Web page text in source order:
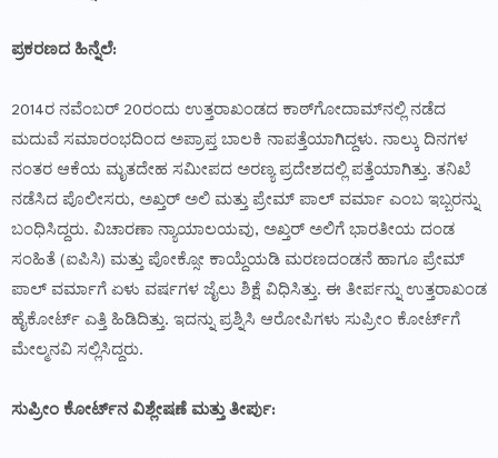
ಪ್ರಕರಣದ ಹಿನ್ನೆಲೆ:
2014ರ ನವೆಂಬರ್ 20ರಂದು ಉತ್ತರಾಖಂಡದ ಕಾಠ್‌ಗೋದಾಮ್‌ನಲ್ಲಿ ನಡೆದ
ಮದುವೆ ಸಮಾರಂಭದಿಂದ ಅಪ್ರಾಪ್ತ ಬಾಲಕಿ ನಾಪತ್ತೆಯಾಗಿದ್ದಳು. ನಾಲ್ಕು ದಿನಗಳ
ನಂತರ ಆಕೆಯ ಮೃತದೇಹ ಸಮೀಪದ ಅರಣ್ಯ ಪ್ರದೇಶದಲ್ಲಿ ಪತ್ತೆಯಾಗಿತ್ತು. ತನಿಖೆ
ನಡೆಸಿದ ಪೊಲೀಸರು, ಅಖ್ತರ್ ಅಲಿ ಮತ್ತು ಪ್ರೇಮ್ ಪಾಲ್ ವರ್ಮಾ ಎಂಬ ಇಬ್ಬರನ್ನು
ಬಂಧಿಸಿದ್ದರು. ವಿಚಾರಣಾ ನ್ಯಾಯಾಲಯವು, ಅಖ್ತರ್ ಅಲಿಗೆ ಭಾರತೀಯ ದಂಡ
ಸಂಹಿತೆ (ಐಪಿಸಿ) ಮತ್ತು ಪೋಕ್ಸೋ ಕಾಯ್ದೆಯಡಿ ಮರಣದಂಡನೆ ಹಾಗೂ ಪ್ರೇಮ್
ಪಾಲ್ ವರ್ಮಾಗೆ ಏಳು ವರ್ಷಗಳ ಜೈಲು ಶಿಕ್ಷೆ ವಿಧಿಸಿತ್ತು. ಈ ತೀರ್ಪನ್ನು ಉತ್ತರಾಖಂಡ
ಹೈಕೋರ್ಟ್ ಎತ್ತಿ ಹಿಡಿದಿತ್ತು. ಇದನ್ನು ಪ್ರಶ್ನಿಸಿ ಆರೋಪಿಗಳು ಸುಪ್ರೀಂ ಕೋರ್ಟ್‌ಗೆ
ಮೇಲ್ಮನವಿ ಸಲ್ಲಿಸಿದ್ದರು.
ಸುಪ್ರೀಂ ಕೋರ್ಟ್‌ನ ವಿಶ್ಲೇಷಣೆ ಮತ್ತು ತೀರ್ಪು: